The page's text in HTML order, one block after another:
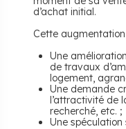
d’achat initial.
Cette augmentation
Une
de travaux
logement,
Une demande
l’attractivité de
recherché, etc. ;
Une